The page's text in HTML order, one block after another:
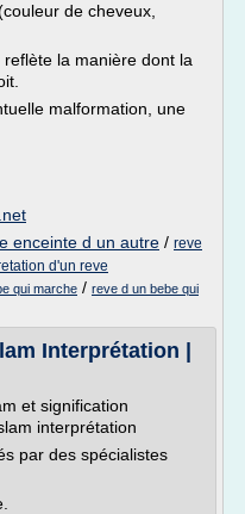
de cheveux,
la manière dont la
malformation, une
enceinte d un autre / reve
d'un reve
qui marche / reve d un bebe qui
Interprétation |
et signification
interprétation
par des spécialistes